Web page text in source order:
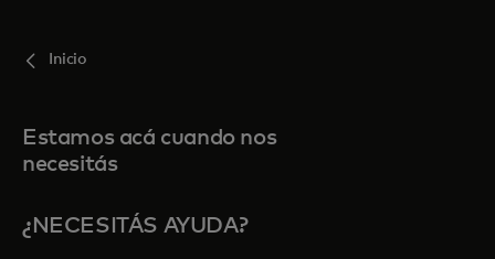
Inicio
Estamos acá cuando nos
necesitás
¿NECESITÁS AYUDA?